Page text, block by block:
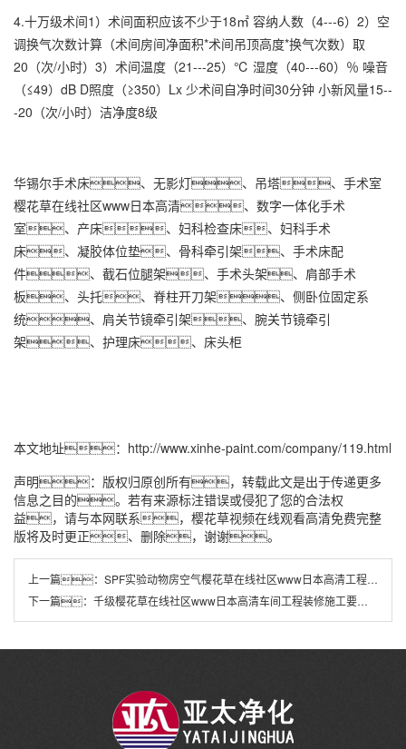
4.十万级术间1）术间面积应该不少于18㎡ 容纳人数（4---6）2）空
调换气次数计算（术间房间净面积*术间吊顶高度*换气次数）取
20（次/小时）3）术间温度（21---25）℃ 湿度（40---60）％ 噪音
（≤49）dB D照度（≥350）Lx 少术间自净时间30分钟 小新风量15--
-20（次/小时）洁净度8级
华锡尔手术床、无影灯、吊塔、手术室
樱花草在线社区www日本高清、数字一体化手术
室、产床、妇科检查床、妇科手术
床、凝胶体位垫、骨科牵引架、手术床配
件、截石位腿架、手术头架、肩部手术
板、头托、脊柱开刀架、侧卧位固定系
统、肩关节镜牵引架、腕关节镜牵引
架、护理床、床头柜
本文地址： http://www.xinhe-paint.com/company/119.html
声明：版权归原创所有，转载此文是出于传递更多
信息之目的。若有来源标注错误或侵犯了您的合法权
益，请与本网联系，樱花草视频在线观看高清免费完整
版将及时更正、删除，谢谢。
上一篇： SPF实验动物房空气樱花草在线社区www日本高清工程设计方案
下一篇： 千级樱花草在线社区www日本高清车间工程装修施工要点有哪些？